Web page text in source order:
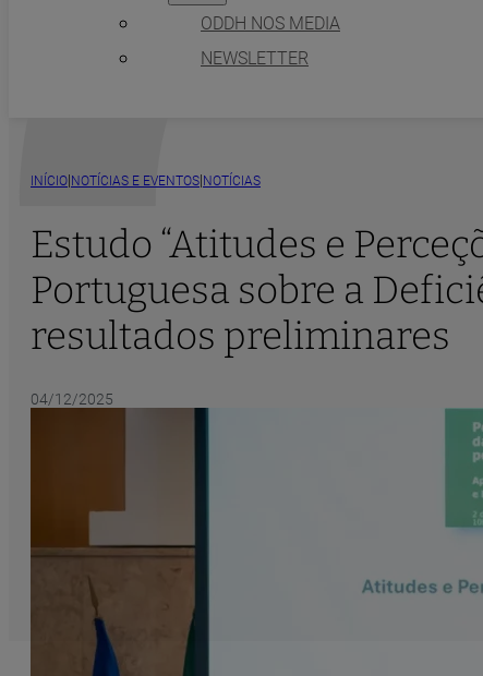
ODDH NOS MEDIA
NEWSLETTER
INÍCIO| NOTÍCIAS E EVENTOS| NOTÍCIAS
Estudo “Atitudes e
Portuguesa sobre a
resultados preliminares
04/12/2025